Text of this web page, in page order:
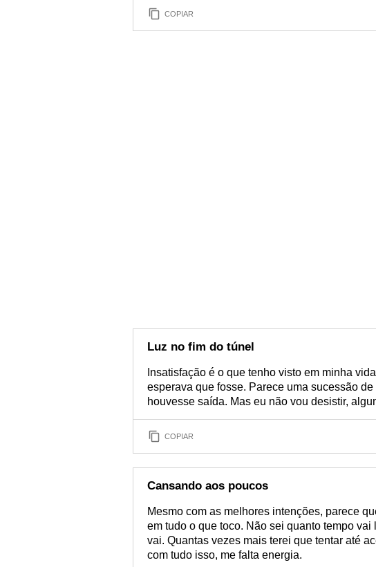
COPIAR
Luz no fim do túnel
Insatisfação é o que tenho visto em minha
esperava que fosse. Parece uma sucessão
houvesse saída. Mas eu não vou desistir,
COPIAR
Cansando aos poucos
Mesmo com as melhores intenções, parece
em tudo o que toco. Não sei quanto tempo vai
vai. Quantas vezes mais terei que tentar até
com tudo isso, me falta energia.